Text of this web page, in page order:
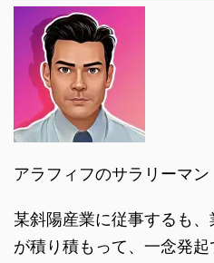
アラフィフのサラリーマン
某斜陽産業に従事するも
が積り積もって、一念発起